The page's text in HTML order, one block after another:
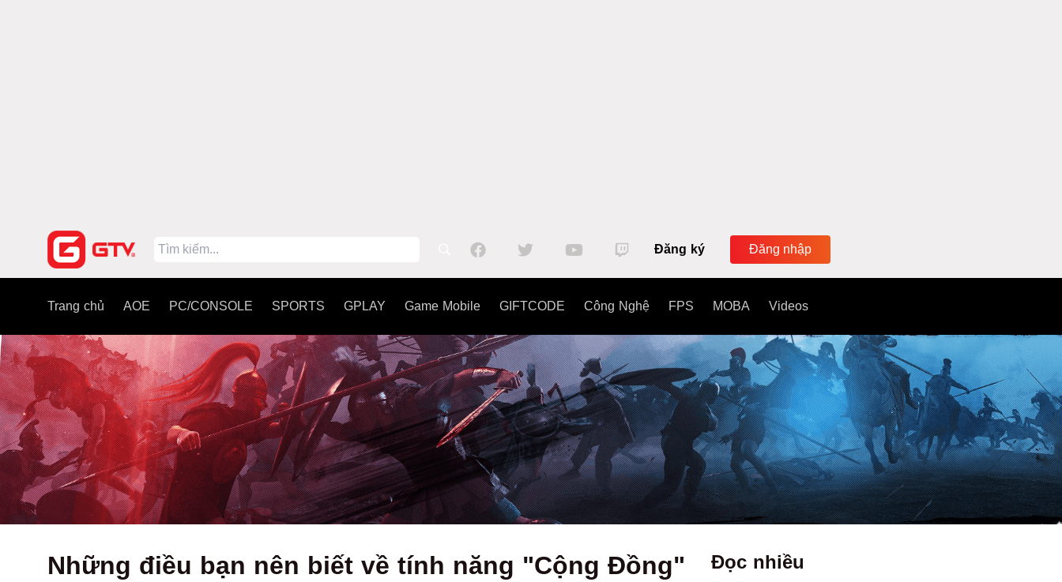
Đăng ký Đăng nhập
Trang chủ AOE PC/CONSOLE SPORTS GPLAY Game Mobile GIFTCODE Công Nghệ FPS MOBA Videos
Những điều bạn nên biết về tính năng "Cộng Đồng"
Đọc nhiều